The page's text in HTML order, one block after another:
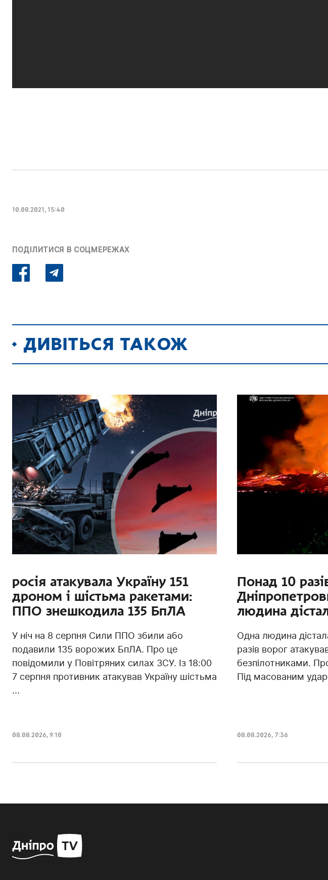
10.08.2021, 15:40
ПОДІЛИТИСЯ В СОЦМЕРЕЖАХ
ДИВІТЬСЯ ТАКОЖ
росія атакувала Україну 151
дроном і шістьма ракетами:
ППО знешкодила 135 БпЛА
У ніч на 8 серпня Сили ППО збили або
подавили 135 ворожих БпЛА. Про це
повідомили у Повітряних силах ЗСУ. Із 18:00
7 серпня противник атакував Україну шістьма
...
08.08.2026, 9:10
Понад 10
людина
Одна людина
разів ворог
безпілотниками.
Під масованим
08.08.2026, 7:36